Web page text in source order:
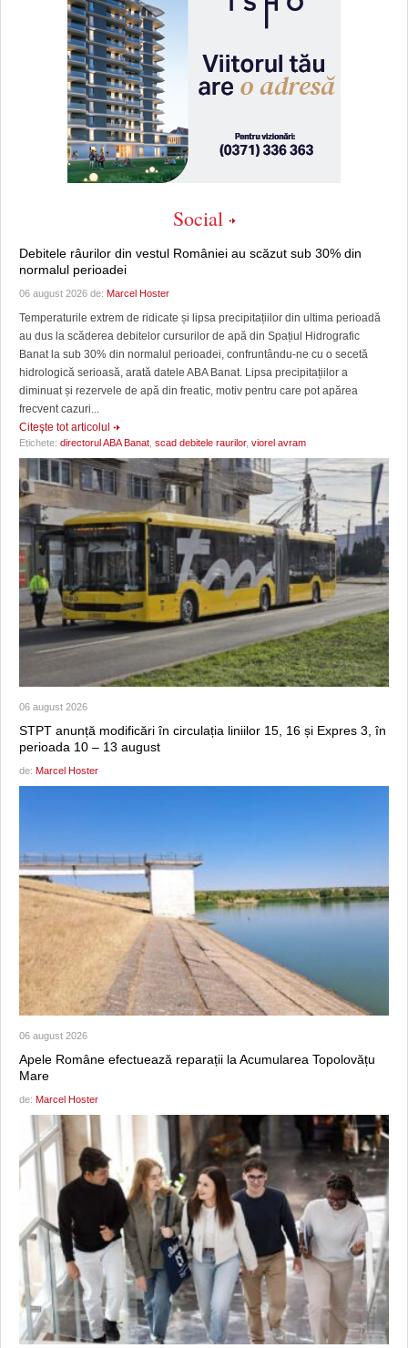
Social
Debitele râurilor din vestul României au scăzut sub 30% din
normalul perioadei
06 august 2026 de: Marcel Hoster
Temperaturile extrem de ridicate și lipsa precipitațiilor din ultima perioadă
au dus la scăderea debitelor cursurilor de apă din Spațiul Hidrografic
Banat la sub 30% din normalul perioadei, confruntându-ne cu o secetă
hidrologică serioasă, arată datele ABA Banat. Lipsa precipitațiilor a
diminuat și rezervele de apă din freatic, motiv pentru care pot apărea
frecvent cazuri...
Citeşte tot articolul
Etichete: directorul ABA Banat scad debitele raurilor, viorel avram
06 august 2026
STPT anunță modificări în circulația liniilor 15, 16 și Expres 3, în
perioada 10 – 13 august
de: Marcel Hoster
06 august 2026
Apele Române efectuează reparații la Acumularea Topolovățu
Mare
de: Marcel Hoster